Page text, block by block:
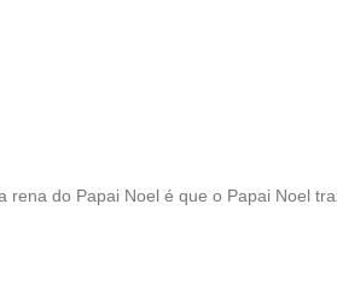
do Papai Noel é que o Papai Noel